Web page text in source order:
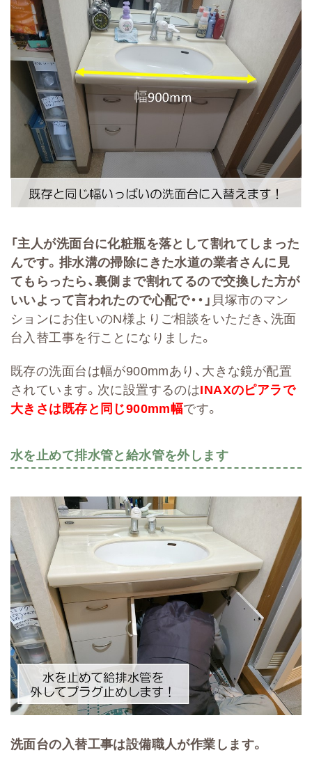
「主人が洗面台に化粧瓶を落として割れてしまった
んです。排水溝の掃除にきた水道の業者さんに見
てもらったら、裏側まで割れてるので交換した方が
いいよって言われたので心配で・・」 貝塚市のマン
ションにお住いのN様よりご相談をいただき、洗面
台入替工事を行ことになりました。
既存の洗面台は幅が900mmあり、大きな鏡が配置
されています。次に設置するのはINAXのピアラで
大きさは既存と同じ900mm幅です。
水を止めて排水管と給水管を外します
洗面台の入替工事は設備職人が作業します。